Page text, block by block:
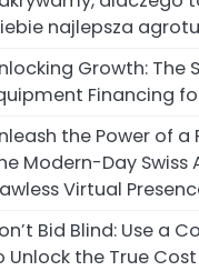
najlepsza
Growth: The
Financing
the Power of
Modern-Day Swiss
Virtual
Bid Blind: Use a
Unlock the True